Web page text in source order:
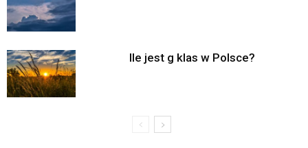
Ile jest g klas w Polsce?